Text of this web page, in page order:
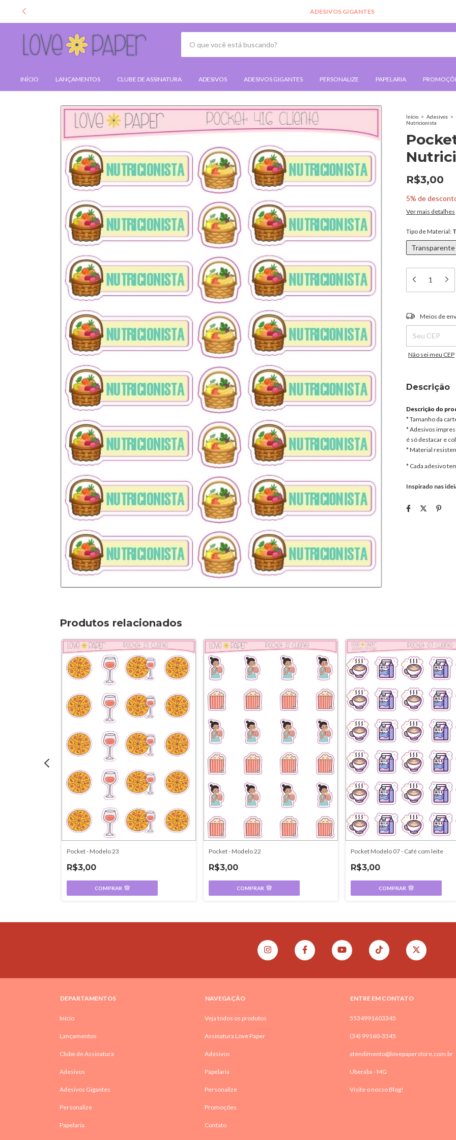
INÍCIO LANÇAMENTOS CLUBE DE ASSINATURA ADESIVOS ADESIVOS GIGANTES PERSONALIZE PAPELARIA
Início > Adesivos >
Nutricionista
R$3,00
5% de
Ver mais detalhes
Tipo de Material:
Transparente
Entregas para o
Meios de
Não sei meu CEP
Descrição
Descrição do
* Tamanho da
* Adesivos
é só destacar e
* Material
* Cada adesivo
Inspirado nas
Produtos relacionados
Pocket - Modelo 23
R$3,00
COMPRAR
Pocket - Modelo 22
R$3,00
COMPRAR
Pocket Modelo 07 - Café com leite
R$3,00
COMPRAR
DEPARTAMENTOS
Início
Lançamentos
Clube de Assinatura
Adesivos
Adesivos Gigantes
Personalize
Papelaria
NAVEGAÇÃO
Veja todos os produtos
Assinatura Love Paper
Adesivos
Papelaria
Personalize
Promoções
Contato
ENTRE EM CONTATO
5534991603345
(34) 99160-3345
atendimento@lovepaperstore.com.br
Uberaba - MG
Visite o nosso Blog!